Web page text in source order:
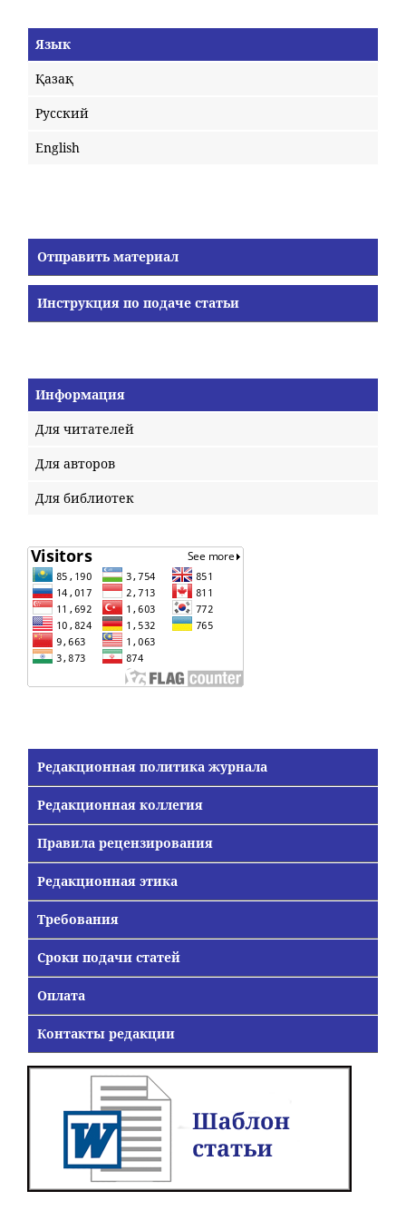
Язык
Қазақ
Русский
English
Отправить материал
Инструкция по подаче статьи
Информация
Для читателей
Для авторов
Для библиотек
Редакционная политика журнала
Редакционная коллегия
Правила рецензирования
Редакционная этика
Требования
Сроки подачи статей
Оплата
Контакты редакции